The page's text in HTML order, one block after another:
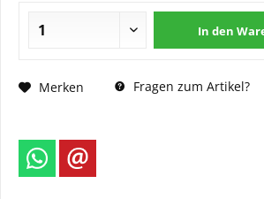
In den
Merken Fragen zum Artikel?